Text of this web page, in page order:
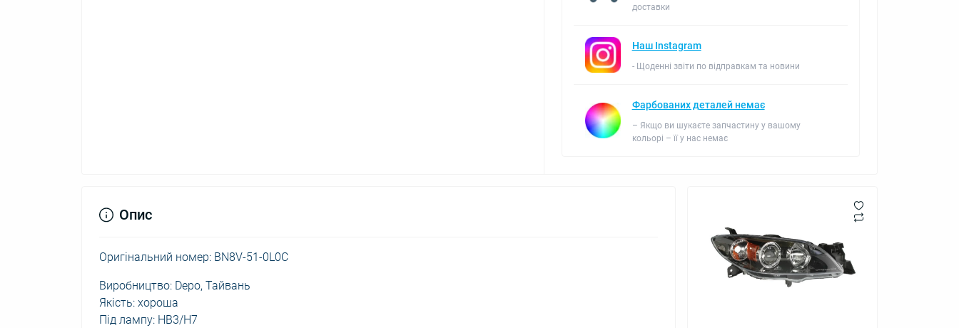
доставки
Наш Instagram
- Щоденні звіти по відправкам та новини
Фарбованих деталей немає
– Якщо ви шукаєте запчастину у вашому
кольорі – її у нас немає
Опис
Оригінальний номер: BN8V-51-0L0C
Виробництво: Depo, Тайвань
Якість: хороша
Під лампу: HB3/H7